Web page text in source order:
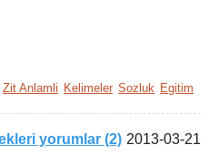
Zit Anlamli Kelimeler Sozluk Egitim
yorumlar (2) 2013-03-21